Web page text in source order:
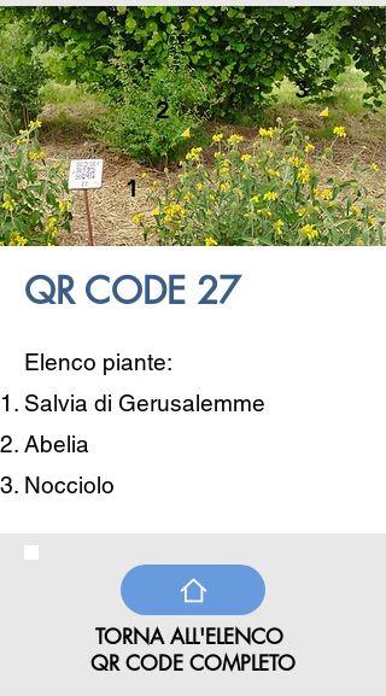
3
2
1
QR CODE 27
Elenco piante:
Salvia di Gerusalemme
Abelia
Nocciolo
TORNA ALL'ELENCO
QR CODE COMPLETO